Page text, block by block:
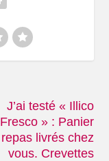
J’ai testé « Illico
Fresco » : Panier
repas livrés chez
vous. Crevettes